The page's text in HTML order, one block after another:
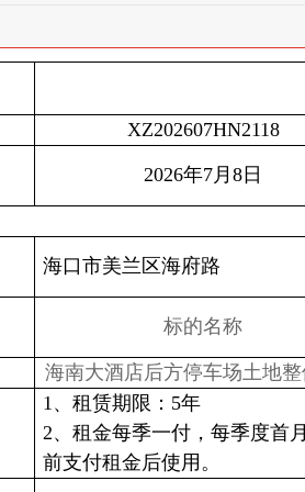
XZ202607HN2118
2026年7月8日
海口市美兰区海府路
标的名称
海南大酒店后方停车场土地
1、租赁期限：5年
2、租金每季一付，每季度首
前支付租金后使用。